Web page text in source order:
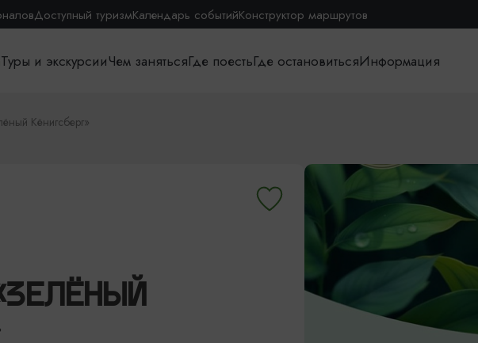
Доступный туризмКалендарь событийКонструктор маршрутов
Туры и экскурсииЧем занятьсяГде поестьГде остановитьсяИнформация
Кёнигсберг»